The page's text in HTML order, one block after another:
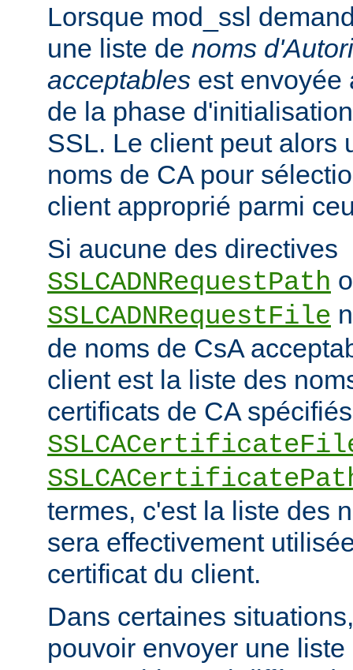
Lorsque mod_ssl
une liste de noms
acceptables est envoyée
de la phase
SSL. Le client peut alors
noms de CA pour
client approprié parmi
Si aucune des directives
SSLCADNRequestPath
SSLCADNRequestFile
de noms de CsA
client est la liste des
certificats de CA
termes, c'est la liste des
sera effectivement
certificat du client.
Dans certaines
pouvoir envoyer une